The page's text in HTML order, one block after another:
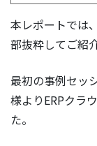
本レポートでは
部抜粋してご紹
最初の事例セッ
様よりERPクラ
た。